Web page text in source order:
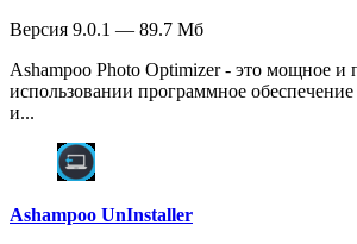
Версия 9.0.1 — 89.7 Мб
Ashampoo Photo Optimizer - это мощное и
использовании программное
и...
Ashampoo UnInstaller